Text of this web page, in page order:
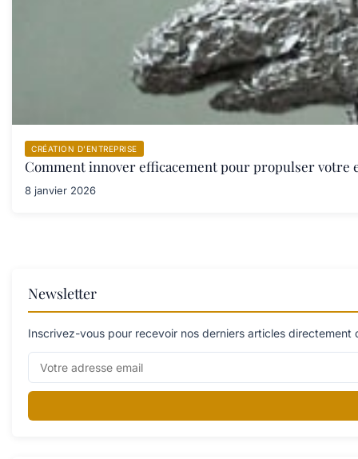
CRÉATION D’ENTREPRISE
Comment innover efficacement pour propulser votre
8 janvier 2026
Newsletter
Inscrivez-vous pour recevoir nos derniers articles directement